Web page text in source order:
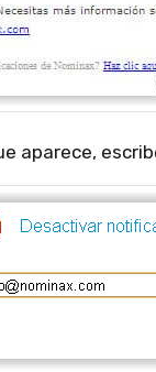
aparece,